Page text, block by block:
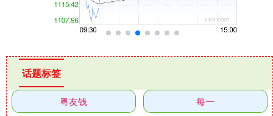
话题标签
粤友钱 每一